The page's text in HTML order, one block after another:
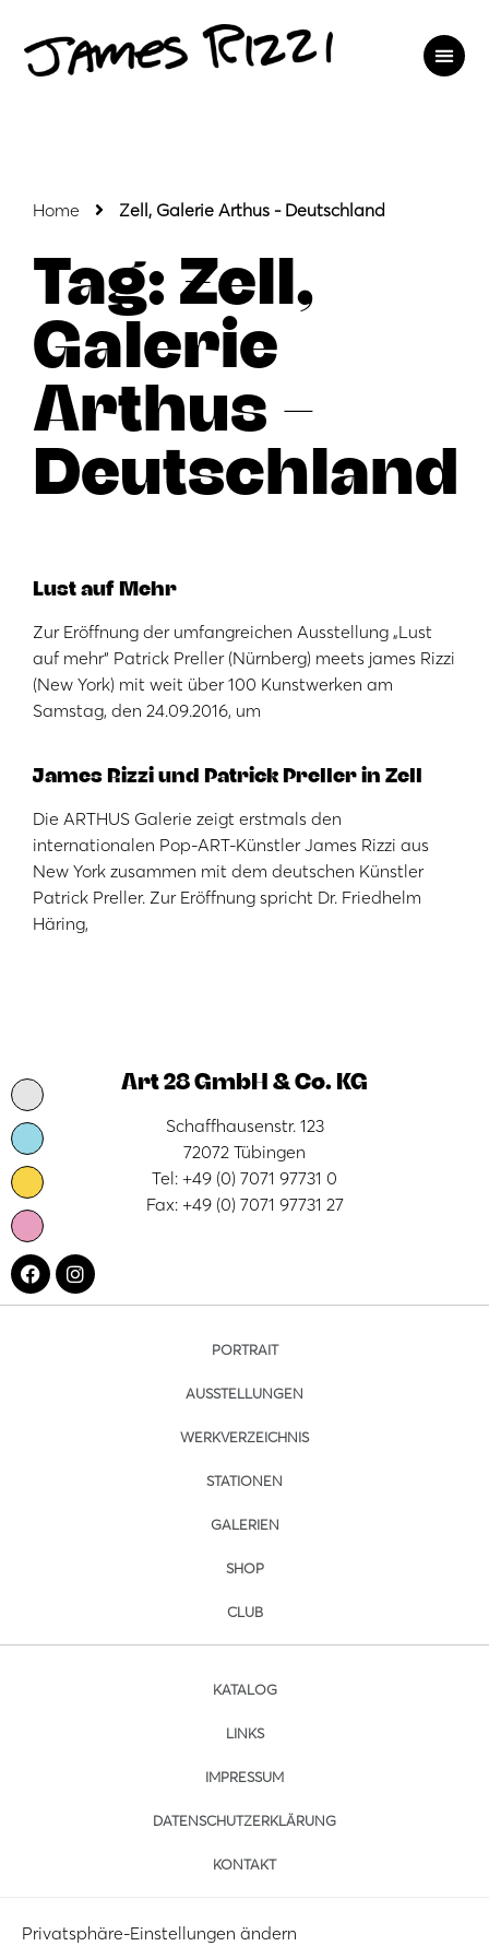
Home Zell, Galerie Arthus - Deutschland
Tag: Zell,
Galerie
Arthus –
Deutschland
Lust auf Mehr
Zur Eröffnung der umfangreichen Ausstellung „Lust
auf mehr“ Patrick Preller (Nürnberg) meets james Rizzi
(New York) mit weit über 100 Kunstwerken am
Samstag, den 24.09.2016, um
James Rizzi und Patrick Preller in Zell
Die ARTHUS Galerie zeigt erstmals den
internationalen Pop-ART-Künstler James Rizzi aus
New York zusammen mit dem deutschen Künstler
Patrick Preller. Zur Eröffnung spricht Dr. Friedhelm
Häring,
Art 28 GmbH & Co. KG
Schaffhausenstr. 123
72072 Tübingen
Tel: +49 (0) 7071 97731 0
Fax: +49 (0) 7071 97731 27
PORTRAIT
AUSSTELLUNGEN
WERKVERZEICHNIS
STATIONEN
GALERIEN
SHOP
CLUB
KATALOG
LINKS
IMPRESSUM
DATENSCHUTZERKLÄRUNG
KONTAKT
Privatsphäre-Einstellungen ändern